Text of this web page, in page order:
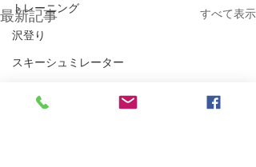
トレーニング
沢登り
スキーシュミレーター
最新記事 すべて表示